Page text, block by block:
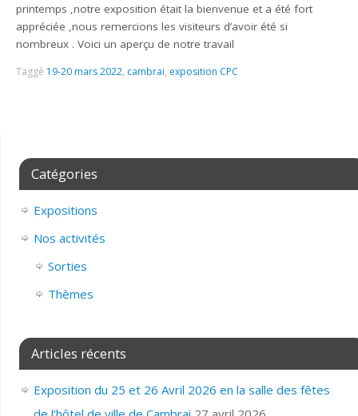
printemps ,notre exposition était la bienvenue et a été fort
appréciée ,nous remercions les visiteurs d’avoir été si
nombreux . Voici un aperçu de notre travail
Taggé 19-20 mars 2022, cambrai, exposition CPC
Catégories
Expositions
Nos activités
Sorties
Thèmes
Articles récents
Exposition du 25 et 26 Avril 2026 en la salle des fêtes